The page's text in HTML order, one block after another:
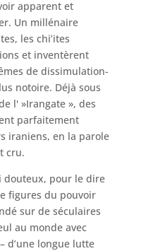
apparent et
Un millénaire
les chi’ites
et inventèrent
de dissimulation-
notoire. Déjà sous
l' »Irangate », des
parfaitement
iraniens, en la parole
cru.
douteux, pour le dire
figures du pouvoir
sur de séculaires
au monde avec
d’une longue lutte